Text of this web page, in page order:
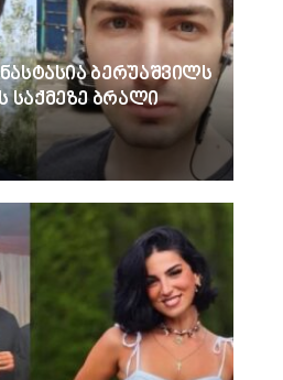
ბერუაშვილს
საქმეზე ბრალი